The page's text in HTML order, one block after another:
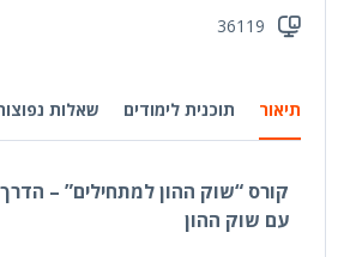
תיאור תוכנית לימודים שאלות
קורס “שוק ההון למתחילים” –
עם שוק ההון
36119